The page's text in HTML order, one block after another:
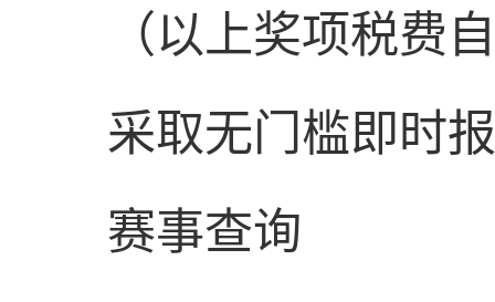
（以上奖项税费
采取无门槛即时
赛事查询